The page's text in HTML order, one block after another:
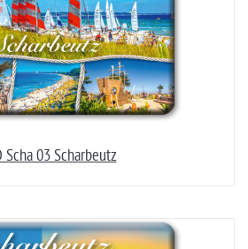
Scha 03 Scharbeutz